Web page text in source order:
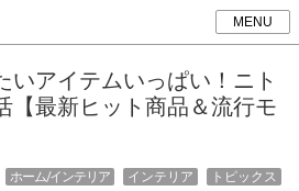
MENU
いアイテムいっぱい！ニト
【最新ヒット商品＆流行モ
トピックス
インテリア
ホーム/インテリア